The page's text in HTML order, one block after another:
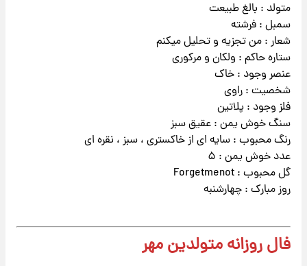
متولد : بالغ طبیعت
سمبل : فرشته
شعار : من تجزیه و تحلیل میکنم
ستاره حاکم : ولکان و مرکوری
عنصر وجود : خاک
شخصیت : راوی
فلز وجود : پلاتین
سنگ خوش یمن : عقیق سبز
رنگ محبوب : سایه ای از خاکستری ، سبز ، نقره ای
عدد خوش یمن : ۵
گل محبوب : Forgetmenot
روز مبارک : چهارشنبه
فال روزانه متولدین مهر